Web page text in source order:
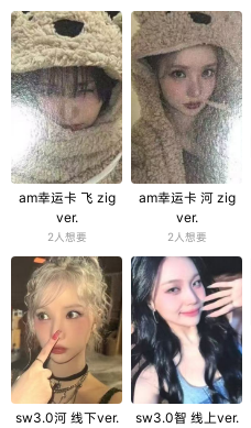
am幸运卡 飞 zig
ver.
2人想要
am幸运卡 河 zig
ver.
2人想要
sw3.0河 线下ver. sw3.0智 线上ver.